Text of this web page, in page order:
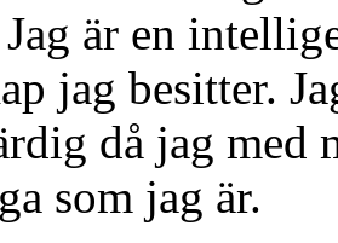
är en
jag besitter.
då jag
som jag är.